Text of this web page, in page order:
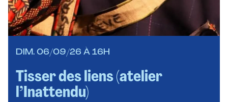
DIM. 06/09/26 À 16H
Tisser des liens (atelier
l’Inattendu)